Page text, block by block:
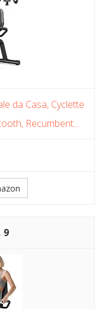
da Casa, Cyclette
Recumbent...
9